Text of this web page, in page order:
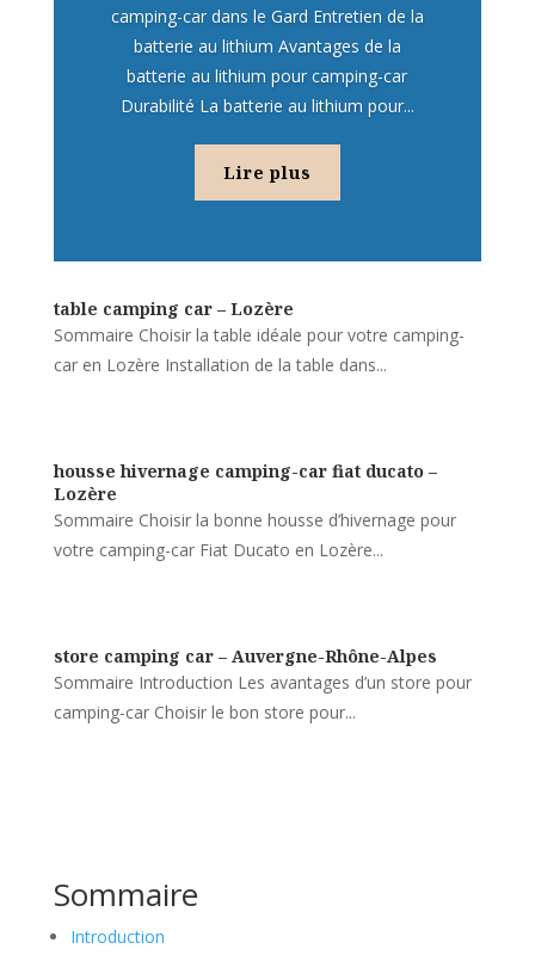
camping-car dans le Gard Entretien de la
batterie au lithium Avantages de la
batterie au lithium pour camping-car
Durabilité La batterie au lithium pour...
Lire plus
table camping car – Lozère
Sommaire Choisir la table idéale pour votre camping-
car en Lozère Installation de la table dans...
housse hivernage camping-car fiat ducato –
Lozère
Sommaire Choisir la bonne housse d’hivernage pour
votre camping-car Fiat Ducato en Lozère...
store camping car – Auvergne-Rhône-Alpes
Sommaire Introduction Les avantages d’un store pour
camping-car Choisir le bon store pour...
Sommaire
Introduction